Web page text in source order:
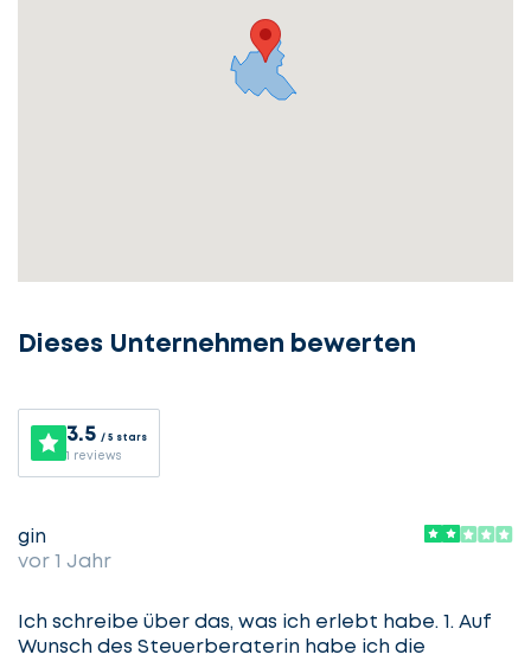
Dieses Unternehmen bewerten
3.5 / 5 stars
1 reviews
gin
vor 1 Jahr
Ich schreibe über das, was ich erlebt habe. 1. Auf
Wunsch des Steuerberaterin habe ich die